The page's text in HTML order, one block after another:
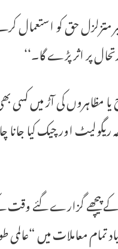
متزلزل حق کو
پر اثر پڑے گا۔‘‘
مظاہروں کی آڑ میں
اور چیک کیا جانا
پیچھے گزارے گئے وقت
تمام معاملات میں